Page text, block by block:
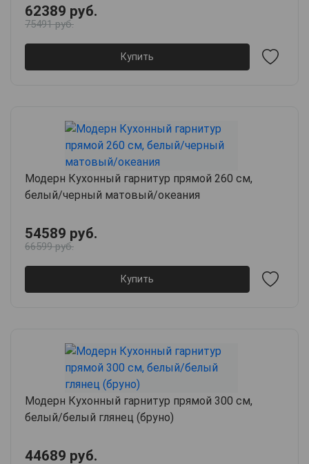
62389 руб.
75491 руб.
Купить
Модерн Кухонный гарнитур прямой 260 см,
белый/черный матовый/океания
54589 руб.
66599 руб.
Купить
Модерн Кухонный гарнитур прямой 300 см,
белый/белый глянец (бруно)
44689 руб.